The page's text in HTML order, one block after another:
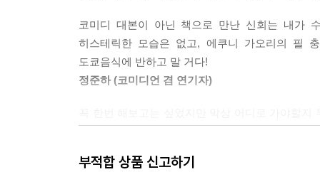
코미디 대본이 아닌 책으로 만난 신회는 내가
히스테릭한 모습은 없고, 에쿠니 가오리의 필
도쿄음식에 반하고 말 거다!
정준하 (코미디언 겸 연기자)
송경아 (패션모델, <뉴욕을 훔치다> 저자)
부적합 상품 신고하기